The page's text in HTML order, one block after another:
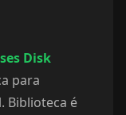
Disk
para
Biblioteca é